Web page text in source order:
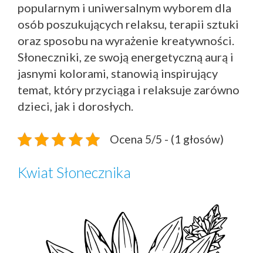
popularnym i uniwersalnym wyborem dla
osób poszukujących relaksu, terapii sztuki
oraz sposobu na wyrażenie kreatywności.
Słoneczniki, ze swoją energetyczną aurą i
jasnymi kolorami, stanowią inspirujący
temat, który przyciąga i relaksuje zarówno
dzieci, jak i dorosłych.
Ocena 5/5 - (1 głosów)
Kwiat Słonecznika